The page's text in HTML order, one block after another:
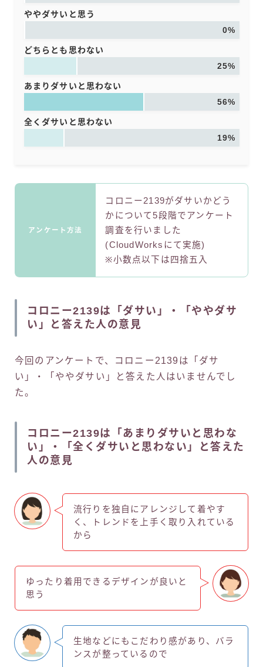
ややダサいと思う
0%
どちらとも思わない
25%
あまりダサいと思わない
56%
全くダサいと思わない
19%
アンケート方法
コロニー2139がダサいかどう
かについて5段階でアンケート
調査を行いました
(CloudWorksにて実施)
※小数点以下は四捨五入
コロニー2139は「ダサい」・「ややダサ
い」と答えた人の意見
今回のアンケートで、コロニー2139は「ダサ
い」・「ややダサい」と答えた人はいませんでし
た。
コロニー2139は「あまりダサいと思わな
い」・「全くダサいと思わない」と答えた
人の意見
流行りを独自にアレンジして着やす
く、トレンドを上手く取り入れている
から
ゆったり着用できるデザインが良いと
思う
生地などにもこだわり感があり、バラ
ンスが整っているので